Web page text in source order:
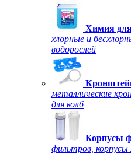
Химия для
хлорные и
водорослей
металлические
для колб
Корпусы
фильтров,